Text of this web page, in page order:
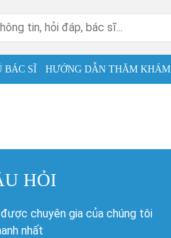
BÁC SĨ HƯỚNG DẪN THĂM KHÁM
HỎI
chuyên gia của chúng tôi
nhất